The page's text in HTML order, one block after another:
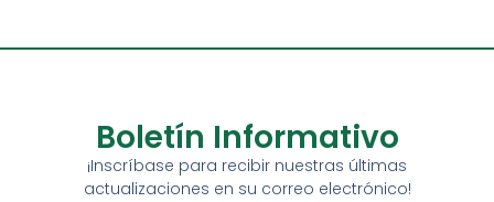
Boletín Informativo
¡Inscríbase para recibir nuestras últimas
actualizaciones en su correo electrónico!